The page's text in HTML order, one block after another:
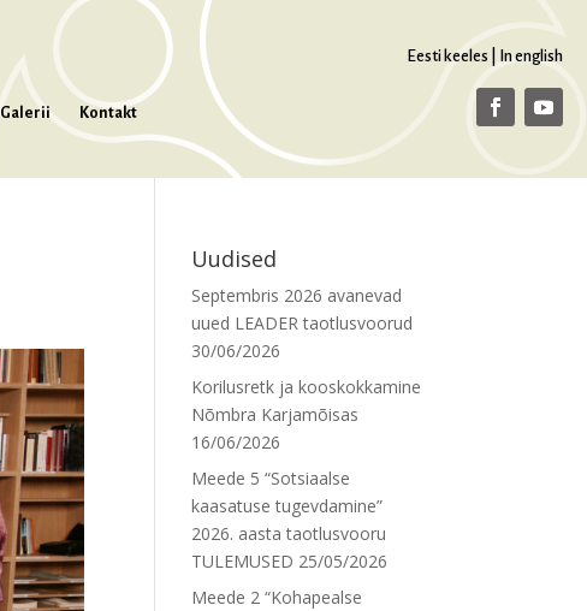
Galerii
Kontakt
Eesti keeles In english
Uudised
Septembris 2026 avanevad
uued LEADER taotlusvoorud
30/06/2026
Korilusretk ja kooskokkamine
Nõmbra Karjamõisas
16/06/2026
Meede 5 “Sotsiaalse
kaasatuse tugevdamine”
2026. aasta taotlusvooru
TULEMUSED 25/05/2026
Meede 2 “Kohapealse